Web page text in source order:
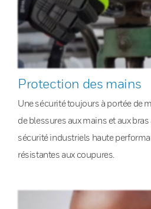
Protection des mains
Une sécurité toujours à portée de
de blessures aux mains et aux
sécurité industriels haute
résistantes aux coupures.